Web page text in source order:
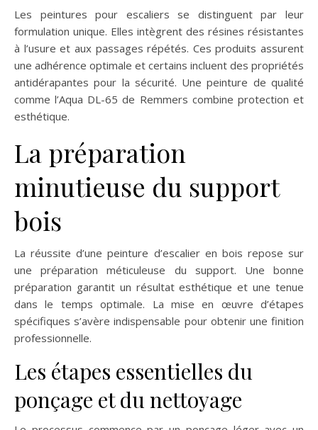
Les peintures pour escaliers se distinguent par leur
formulation unique. Elles intègrent des résines résistantes
à l’usure et aux passages répétés. Ces produits assurent
une adhérence optimale et certains incluent des propriétés
antidérapantes pour la sécurité. Une peinture de qualité
comme l’Aqua DL-65 de Remmers combine protection et
esthétique.
La préparation
minutieuse du support
bois
La réussite d’une peinture d’escalier en bois repose sur
une préparation méticuleuse du support. Une bonne
préparation garantit un résultat esthétique et une tenue
dans le temps optimale. La mise en œuvre d’étapes
spécifiques s’avère indispensable pour obtenir une finition
professionnelle.
Les étapes essentielles du
ponçage et du nettoyage